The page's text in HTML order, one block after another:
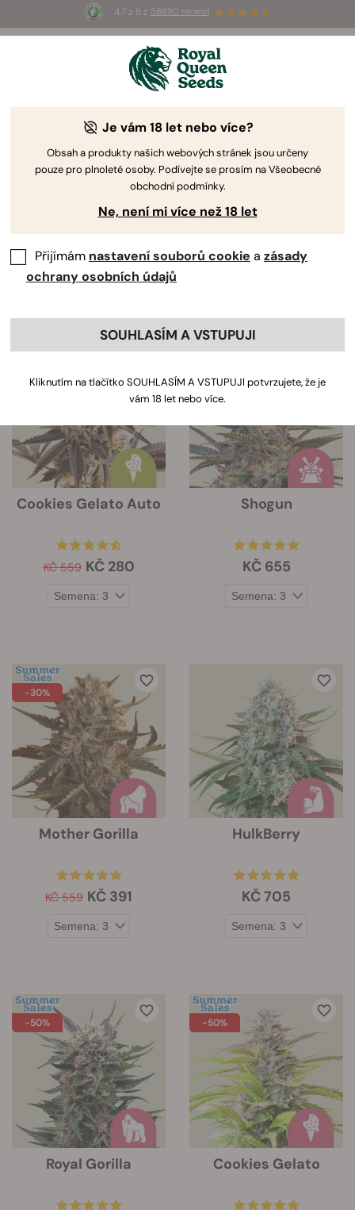
4.7 z 5 z 58690 recenzí
-Pouze po omezenou dobu!
2d 9h 27m 03s
Odrůdy s Vysokým Obsahem THC
Upřete svůj zrak na semena s nejvyšším obsahem
THC v naší nabídce. Pokud chcete zažít skutečnou
sílu tohoto psychoaktivního kanabinoidu, pěstujte
níže uvedené silné odrůdy.
Třídit podle Filtry
Kliknutím na odkaz zobrazíte
informace o vlastnostech každé
zobrazeny pod obrázkem odrůdy.
Cookies Gelato Auto
KČ 559 KČ 280
Shogun
KČ 655
-30%
Mother Gorilla
KČ 559 KČ 391
HulkBerry
KČ 705
-50%
Royal Gorilla
-50%
Cookies Gelato
Je vám 18 let nebo více?
Obsah a produkty našich webových stránek jsou určeny
pouze pro plnoleté osoby. Podívejte se prosím na Všeobecné
obchodní podmínky.
Ne, není mi více než 18 let
Přijímám nastavení souborů cookie a zásady
ochrany osobních údajů
SOUHLASÍM A VSTUPUJI
Kliknutím na tlačítko SOUHLASÍM A VSTUPUJI potvrzujete, že je
vám 18 let nebo více.